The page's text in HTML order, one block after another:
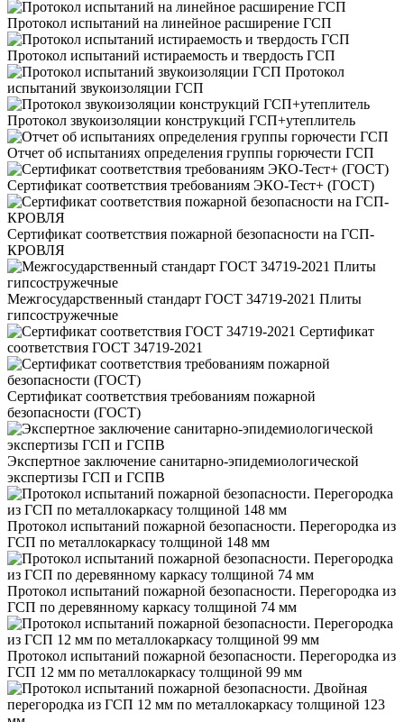
Протокол испытаний на линейное расширение ГСП
Протокол испытаний истираемость и твердость ГСП
Протокол
испытаний звукоизоляции ГСП
Протокол звукоизоляции конструкций ГСП+утеплитель
Отчет об испытаниях определения группы горючести ГСП
Сертификат соответствия требованиям ЭКО-Тест+ (ГОСТ)
Сертификат соответствия пожарной безопасности на ГСП-
КРОВЛЯ
Межгосударственный стандарт ГОСТ 34719-2021 Плиты
гипсостружечные
Сертификат
соответствия ГОСТ 34719-2021
Сертификат соответствия требованиям пожарной
безопасности (ГОСТ)
Экспертное заключение санитарно-эпидемиологической
экспертизы ГСП и ГСПВ
Протокол испытаний пожарной безопасности. Перегородка из
ГСП по металлокаркасу толщиной 148 мм
Протокол испытаний пожарной безопасности. Перегородка из
ГСП по деревянному каркасу толщиной 74 мм
Протокол испытаний пожарной безопасности. Перегородка из
ГСП 12 мм по металлокаркасу толщиной 99 мм